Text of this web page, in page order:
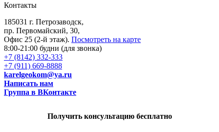
е
н
и
е
Т
е
л
е
ф
о
н
Контакты
185031 г. Петрозаводск,
пр. Первомайский, 30,
Офис 25 (2-й этаж). Посмотреть на карте
8:00-21:00 будни (для звонка)
+7 (8142) 332-333
+7 (911) 669-8888
karelgeokom@ya.ru
Написать нам
Группа в ВКонтакте
Получить консультацию бесплатно